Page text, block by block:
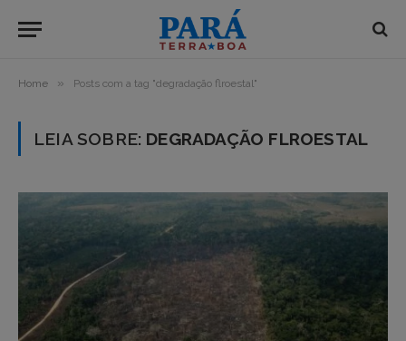
Home » Posts com a tag "degradação flroestal"
LEIA SOBRE: DEGRADAÇÃO FLROESTAL